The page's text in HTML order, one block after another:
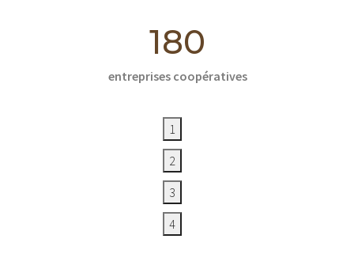
180
entreprises coopératives
1
2
3
4